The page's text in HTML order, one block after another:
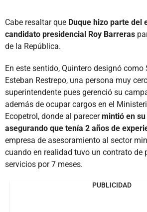
Cabe resaltar que Duque hizo parte del
candidato presidencial Roy Barreras
de la República.
En este sentido, Quintero designó como
Esteban Restrepo, una persona muy
superintendente pues gerenció su
además de ocupar cargos en el
Ecopetrol, donde al parecermintió en
asegurando que tenía 2 años de
empresa de asesoramiento al sector
cuando en realidad tuvo un contrato de
servicios por 7 meses.
PUBLICIDAD